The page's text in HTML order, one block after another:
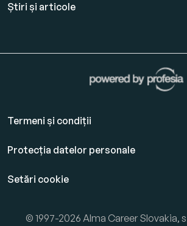
Știri și articole
Termeni și condiții
Protecția datelor personale
Setări cookie
© 1997-2026 Alma Career Slovakia,